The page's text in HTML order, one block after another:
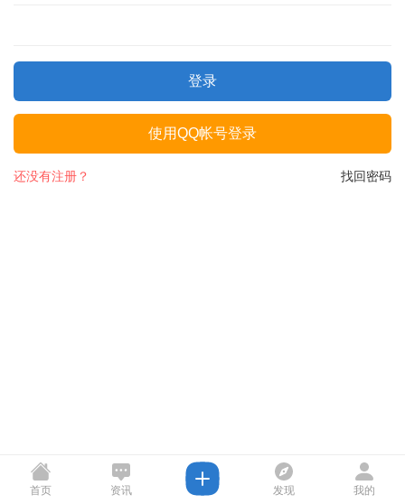
登录
使用QQ帐号登录
找回密码
还没有注册？
首页 资讯 发现 我的